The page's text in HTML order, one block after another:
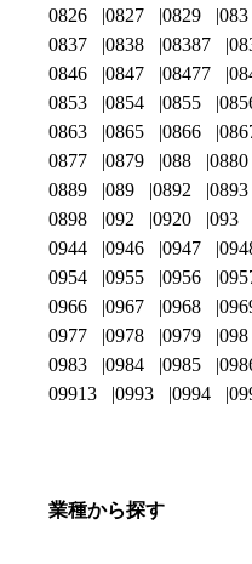
0826
0827 0829 083
0837
0838 08387
0846
0847 08477
0853
0854 0855
0863
0865 0866
0877
0879 088 0880
0889
089 0892 0893
0898
092 0920 093
0944
0946 0947
0954
0955 0956
0966
0967 0968
0977
0978 0979 098
0983
0984 0985
09913
0993 0994
業種から探す